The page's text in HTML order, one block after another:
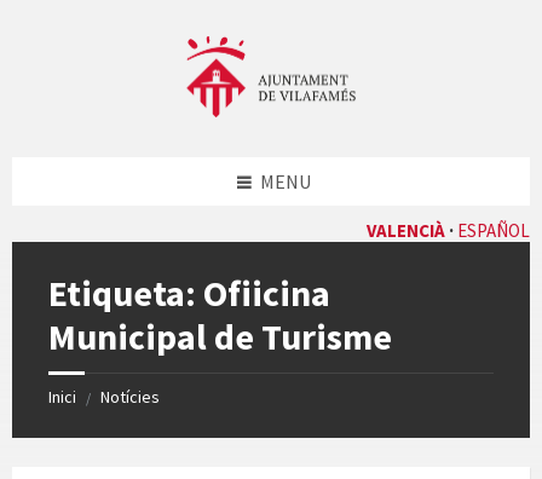
VALENCIÀ ESPAÑOL
MENU
Etiqueta: Ofiicina
Municipal de Turisme
Inici / Notícies